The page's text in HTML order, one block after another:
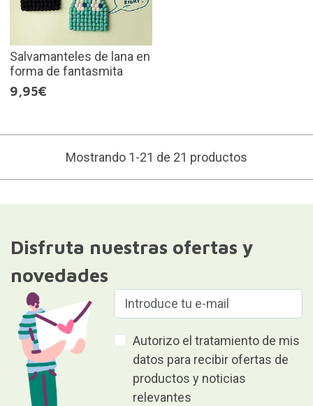
Salvamanteles de lana en
forma de fantasmita
9,95€
Mostrando 1-21 de 21 productos
Disfruta nuestras ofertas y
novedades
Autorizo el tratamiento de mis
datos para recibir ofertas de
productos y noticias
relevantes